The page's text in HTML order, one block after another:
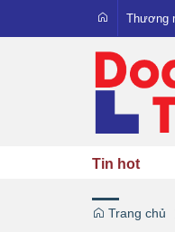
Thương
Xuất
Người
OCOP
Tin hot
Trang chủ